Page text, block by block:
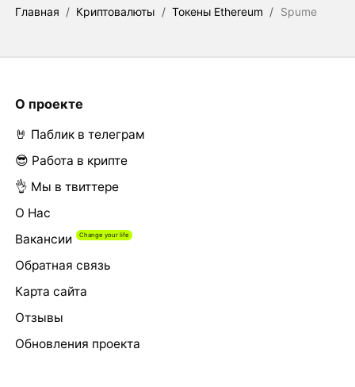
Главная / Криптовалюты / Токены Ethereum / Spume
О проекте
🤘 Паблик в телеграм
😎 Работа в крипте
👌 Мы в твиттере
О Нас
Вакансии
Обратная связь
Карта сайта
Отзывы
Обновления проекта